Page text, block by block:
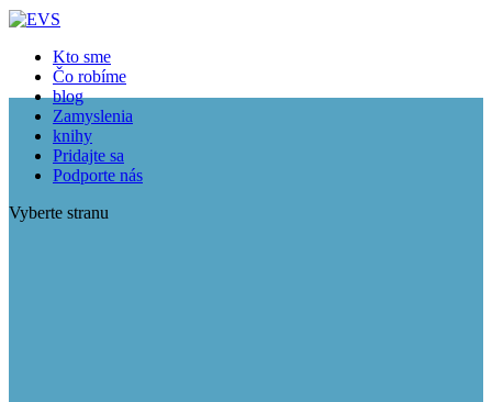
Kto sme
Čo robíme
blog
Zamyslenia
knihy
Pridajte sa
Podporte nás
Vyberte stranu